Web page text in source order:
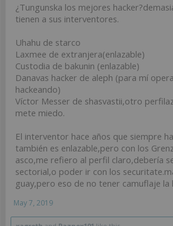
¿Tungunska los mejores
tienen a sus interventores.
Uhahu de starco
Laxmee de extranjera(enlazable)
Custodia de bakunin (enlazable)
Danavas hacker de aleph (para mí
hackeando)
Víctor Messer de shasvastii,otro
mete miedo.
El interventor hace años que siempre
también es enlazable,pero con los
asco,me refiero al perfil claro,debería
sectorial,o poder ir con los
guay,pero eso de no tener camuflaje la
May 7, 2019